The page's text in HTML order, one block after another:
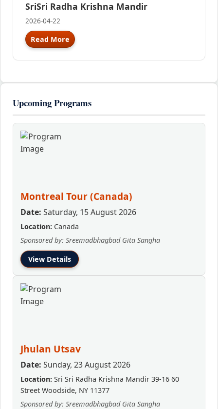
SriSri Radha Krishna Mandir
2026-04-22
Read More
Upcoming Programs
Montreal Tour (Canada)
Date: Saturday, 15 August 2026
Location: Canada
Sponsored by: Sreemadbhagbad Gita Sangha
View Details
Jhulan Utsav
Date: Sunday, 23 August 2026
Location: Sri Sri Radha Krishna Mandir 39-16 60
Street Woodside, NY 11377
Sponsored by: Sreemadbhagbad Gita Sangha